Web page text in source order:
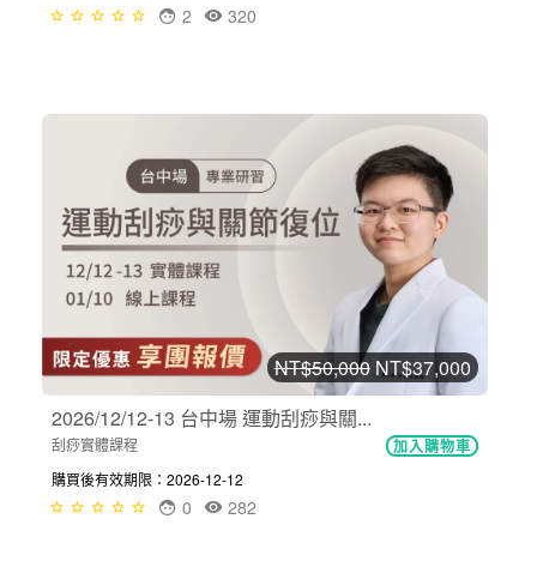
320
2
NT$50,000 NT$37,000
2026/12/12-13 台中場 運動刮痧與關...
刮痧實體課程 加入購物車
購買後有效期限：2026-12-12
282
0